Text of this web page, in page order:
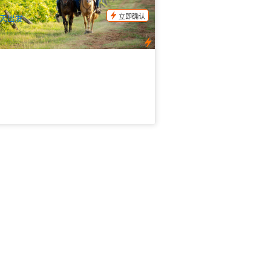
$120.00
SYD04459
出发
立即确认